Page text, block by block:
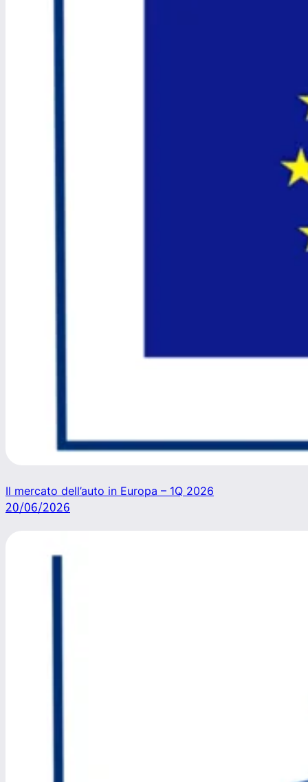
Il mercato dell’auto in Europa – 1Q 2026
20/06/2026